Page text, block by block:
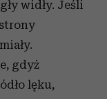
z innymi danymi
widły. Jeśli
gdyż
lęku,